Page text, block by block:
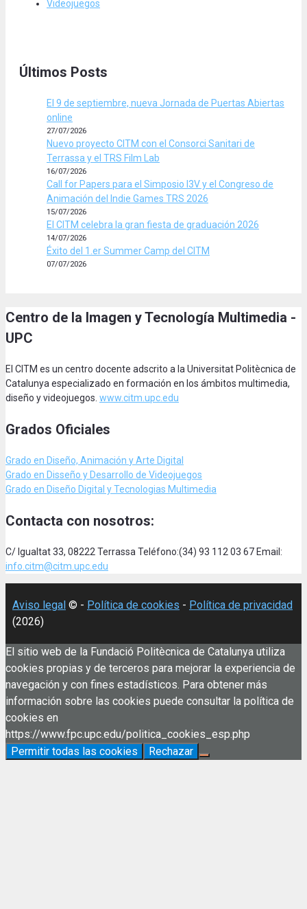
Videojuegos
Últimos Posts
El 9 de septiembre, nueva Jornada de Puertas Abiertas
online
27/07/2026
Nuevo proyecto CITM con el Consorci Sanitari de
Terrassa y el TRS Film Lab
16/07/2026
Call for Papers para el Simposio I3V y el Congreso de
Animación del Indie Games TRS 2026
15/07/2026
El CITM celebra la gran fiesta de graduación 2026
14/07/2026
Éxito del 1.er Summer Camp del CITM
07/07/2026
Centro de la Imagen y Tecnología Multimedia -
UPC
El CITM es un centro docente adscrito a la Universitat Politècnica de
Catalunya especializado en formación en los ámbitos multimedia,
diseño y videojuegos. www.citm.upc.edu
Grados Oficiales
Grado en Diseño, Animación y Arte Digital
Grado en Disseño y Desarrollo de Videojuegos
Grado en Diseño Digital y Tecnologias Multimedia
Contacta con nosotros:
C/ Igualtat 33, 08222 Terrassa Teléfono:(34) 93 112 03 67 Email:
info.citm@citm.upc.edu
Aviso legal © - Política de cookies - Política de privacidad
(2026)
El sitio web de la Fundació Politècnica de Catalunya utiliza
cookies propias y de terceros para mejorar la experiencia de
navegación y con fines estadísticos. Para obtener más
información sobre las cookies puede consultar la política de
cookies en
https://www.fpc.upc.edu/politica_cookies_esp.php
Permitir todas las cookies
Rechazar